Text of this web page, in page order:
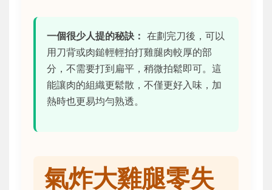
一個很少人提的秘訣： 在劃完刀後，可以
用刀背或肉鎚輕輕拍打雞腿肉較厚的部
分，不需要打到扁平，稍微拍鬆即可。這
能讓肉的組織更鬆散，不僅更好入味，加
熱時也更易均勻熟透。
氣炸大雞腿零失